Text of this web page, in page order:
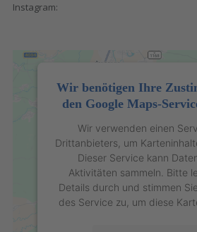
Instagram:
Wir benötigen Ihre
den Google Maps-
Wir verwenden einen
Drittanbieters, um
Dieser Service kann
Aktivitäten sammeln. Bitte
Details durch und stimmen
des Service zu, um diese